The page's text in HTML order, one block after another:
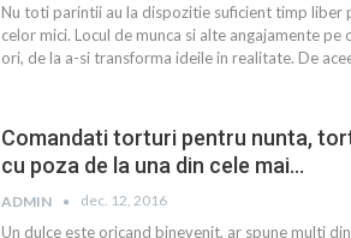
Nu toti parintii au la dispozitie suficient timp liber
celor mici. Locul de munca si alte angajamente pe
ori, de la a-si transforma ideile in realitate. De
Comandati torturi pentru nunta,
cu poza de la una din cele mai…
ADMIN dec. 12, 2016
Un dulce este oricand binevenit, ar spune multi